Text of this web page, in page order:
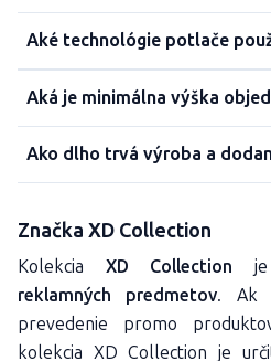
Aké technológie potlače
Aká je minimálna výška
Ako dlho trvá výroba a
Značka XD Collection
Kolekcia XD Collection je
reklamných predmetov. Ak
prevedenie promo
kolekcia XD Collection je